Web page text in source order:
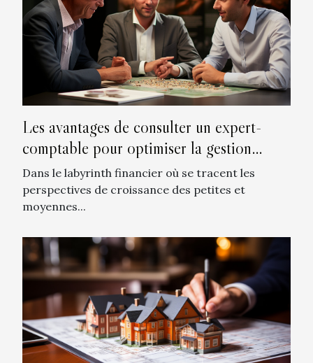
Les avantages de consulter un expert-
comptable pour optimiser la gestion
fiscale des PME à La Teste-de-Buch
Dans le labyrinth financier où se tracent les
perspectives de croissance des petites et
moyennes...